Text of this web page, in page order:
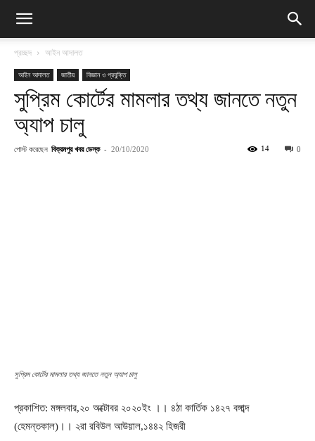
প্রচ্ছদ আইন আদালত
আইন আদালত জাতীয় বিজ্ঞান ও প্রযুক্তি
সুপ্রিম কোর্টের মামলার তথ্য জানতে নতুন
অ্যাপ চালু
পোস্ট করেছেন বিক্রমপুর খবর ডেস্ক - 20/10/2020 0
14
সুপ্রিম কোর্টের মামলার তথ্য জানতে নতুন অ্যাপ চালু
প্রকাশিত: মঙ্গলবার,২০ অক্টোবর ২০২০ইং ।। ৪ঠা কার্তিক ১৪২৭ বঙ্গাব্দ
(হেমন্তকাল)।। ২রা রবিউল আউয়াল,১৪৪২ হিজরী